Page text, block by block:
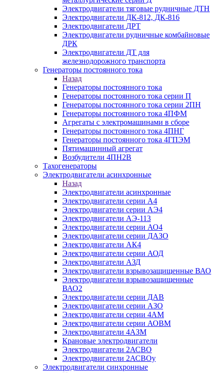
Электродвигатели тяговые рудничные ДТН
Электродвигатели ДК-812, ДК-816
Электродвигатели ДРТ
Электродвигатели рудничные комбайновые
ДРК
Электродвигатели ДТ для
железнодорожного транспорта
Генераторы постоянного тока
Назад
Генераторы постоянного тока
Генераторы постоянного тока серии П
Генераторы постоянного тока серии 2ПН
Генераторы постоянного тока 4ПФМ
Агрегаты с электромашинами в сборе
Генераторы постоянного тока 4ПНГ
Генераторы постоянного тока 4ГПЭМ
Пятимашинный агрегат
Возбудители 4ПН2В
Тахогенераторы
Электродвигатели асинхронные
Назад
Электродвигатели асинхронные
Электродвигатели серии А4
Электродвигатели серии АЭ4
Электродвигатели АЭ-113
Электродвигатели серии АО4
Электродвигатели серии ДАЗО
Электродвигатели АК4
Электродвигатели серии АОД
Электродвигатели АЗД
Электродвигатели взрывозащищенные ВАО
Электродвигатели взрывозащищенные
ВАО2
Электродвигатели серии ДАВ
Электродвигатели серии АЗО
Электродвигатели серии 4АМ
Электродвигатели серии АОВМ
Электродвигатели 4АЗМ
Крановые электродвигатели
Электродвигатели 2АСВО
Электродвигатели 2АСВОу
Электродвигатели синхронные